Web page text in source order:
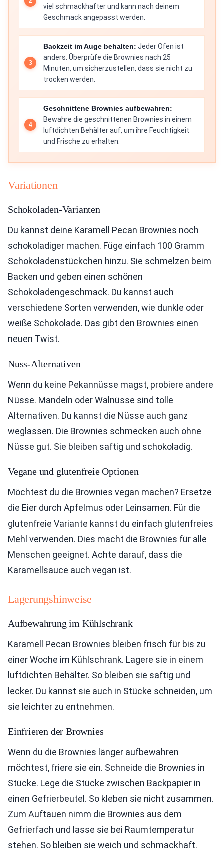
viel schmackhafter und kann nach deinem
Geschmack angepasst werden.
Backzeit im Auge behalten: Jeder Ofen ist
anders. Überprüfe die Brownies nach 25
Minuten, um sicherzustellen, dass sie nicht zu
trocken werden.
Geschnittene Brownies aufbewahren:
Bewahre die geschnittenen Brownies in einem
luftdichten Behälter auf, um ihre Feuchtigkeit
und Frische zu erhalten.
Variationen
Schokoladen-Varianten
Du kannst deine Karamell Pecan Brownies noch
schokoladiger machen. Füge einfach 100 Gramm
Schokoladenstückchen hinzu. Sie schmelzen beim
Backen und geben einen schönen
Schokoladengeschmack. Du kannst auch
verschiedene Sorten verwenden, wie dunkle oder
weiße Schokolade. Das gibt den Brownies einen
neuen Twist.
Nuss-Alternativen
Wenn du keine Pekannüsse magst, probiere andere
Nüsse. Mandeln oder Walnüsse sind tolle
Alternativen. Du kannst die Nüsse auch ganz
weglassen. Die Brownies schmecken auch ohne
Nüsse gut. Sie bleiben saftig und schokoladig.
Vegane und glutenfreie Optionen
Möchtest du die Brownies vegan machen? Ersetze
die Eier durch Apfelmus oder Leinsamen. Für die
glutenfreie Variante kannst du einfach glutenfreies
Mehl verwenden. Dies macht die Brownies für alle
Menschen geeignet. Achte darauf, dass die
Karamellsauce auch vegan ist.
Lagerungshinweise
Aufbewahrung im Kühlschrank
Karamell Pecan Brownies bleiben frisch für bis zu
einer Woche im Kühlschrank. Lagere sie in einem
luftdichten Behälter. So bleiben sie saftig und
lecker. Du kannst sie auch in Stücke schneiden, um
sie leichter zu entnehmen.
Einfrieren der Brownies
Wenn du die Brownies länger aufbewahren
möchtest, friere sie ein. Schneide die Brownies in
Stücke. Lege die Stücke zwischen Backpapier in
einen Gefrierbeutel. So kleben sie nicht zusammen.
Zum Auftauen nimm die Brownies aus dem
Gefrierfach und lasse sie bei Raumtemperatur
stehen. So bleiben sie weich und schmackhaft.